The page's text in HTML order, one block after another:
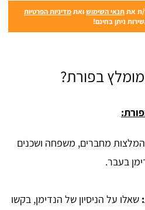
ת אתתנאי השימושואתמדיניות הפרטיות
ניתן בחינם!
בפורת?
מחברים, משפחה ושכנים
בעבר.
שאלו על הניסיון של הנדימן, בקשו